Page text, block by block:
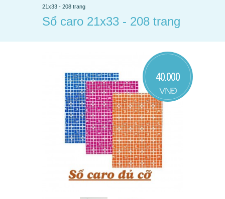
21x33 - 208 trang
Sổ caro 21x33 - 208 trang
40.000
VNĐ